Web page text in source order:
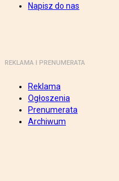
Napisz do nas
REKLAMA I PRENUMERATA
Reklama
Ogłoszenia
Prenumerata
Archiwum